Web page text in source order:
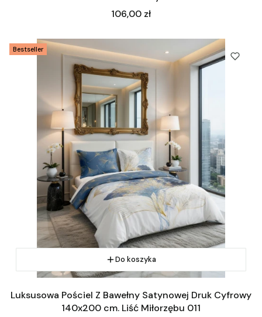
Cena
106,00 zł
Bestseller
Do koszyka
Luksusowa Pościel Z Bawełny Satynowej Druk Cyfrowy
140x200 cm. Liść Miłorzębu 011